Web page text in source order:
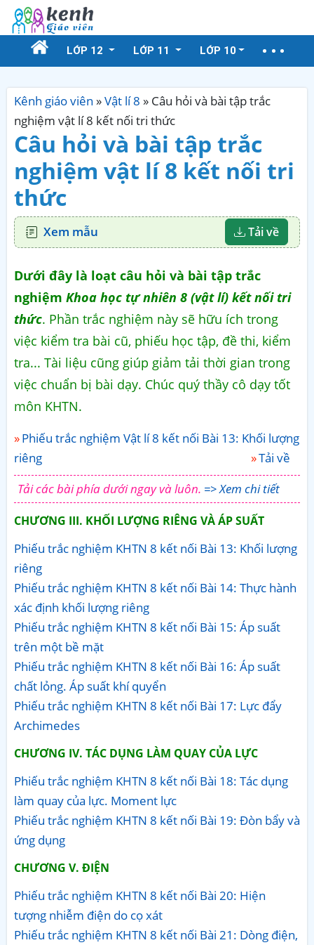
LỚP 12 LỚP 11 LỚP 10
Kênh giáo viên »Vật lí 8 » Câu hỏi và bài tập trắc
nghiệm vật lí 8 kết nối tri thức
Câu hỏi và bài tập trắc
nghiệm vật lí 8 kết nối tri
thức
Xem mẫu Tải về
Dưới đây là loạt câu hỏi và bài tập trắc
nghiệm Khoa học tự nhiên 8 (vật lí) kết nối tri
thức. Phần trắc nghiệm này sẽ hữu ích trong
việc kiểm tra bài cũ, phiếu học tập, đề thi, kiểm
tra... Tài liệu cũng giúp giảm tải thời gian trong
việc chuẩn bị bài dạy. Chúc quý thầy cô dạy tốt
môn KHTN.
Phiếu trắc nghiệm Vật lí 8 kết nối Bài 13: Khối lượng
riêng
Tải về
Tải các bài phía dưới ngay và luôn. => Xem chi tiết
CHƯƠNG III. KHỐI LƯỢNG RIÊNG VÀ ÁP SUẤT
Phiếu trắc nghiệm KHTN 8 kết nối Bài 13: Khối lượng
riêng
Phiếu trắc nghiệm KHTN 8 kết nối Bài 14: Thực hành
xác định khối lượng riêng
Phiếu trắc nghiệm KHTN 8 kết nối Bài 15: Áp suất
trên một bề mặt
Phiếu trắc nghiệm KHTN 8 kết nối Bài 16: Áp suất
chất lỏng. Áp suất khí quyển
Phiếu trắc nghiệm KHTN 8 kết nối Bài 17: Lực đẩy
Archimedes
CHƯƠNG IV. TÁC DỤNG LÀM QUAY CỦA LỰC
Phiếu trắc nghiệm KHTN 8 kết nối Bài 18: Tác dụng
làm quay của lực. Moment lực
Phiếu trắc nghiệm KHTN 8 kết nối Bài 19: Đòn bẩy và
ứng dụng
CHƯƠNG V. ĐIỆN
Phiếu trắc nghiệm KHTN 8 kết nối Bài 20: Hiện
tượng nhiễm điện do cọ xát
Phiếu trắc nghiệm KHTN 8 kết nối Bài 21: Dòng điện,